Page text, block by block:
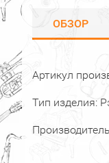
ОБЗОР
Артикул
Тип изделия: